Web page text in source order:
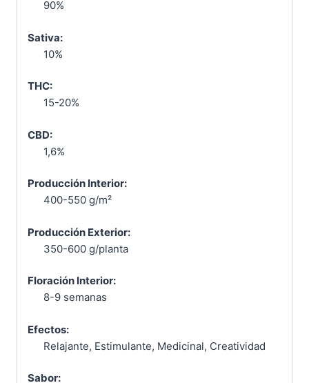
90%
Sativa:
10%
THC:
15-20%
CBD:
1,6%
Producción Interior:
400-550 g/m²
Producción Exterior:
350-600 g/planta
Floración Interior:
8-9 semanas
Efectos:
Relajante, Estimulante, Medicinal, Creatividad
Sabor: